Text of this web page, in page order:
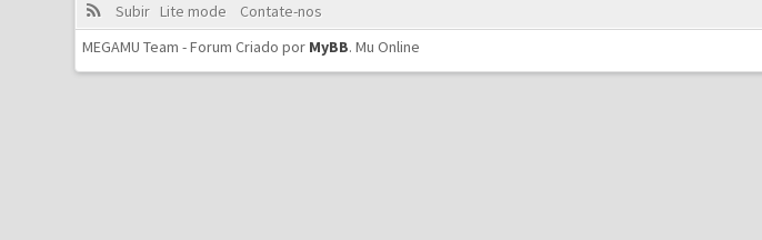
Subir Lite mode
Contate-nos
MEGAMU Team - Forum Criado por MyBB.Mu Online